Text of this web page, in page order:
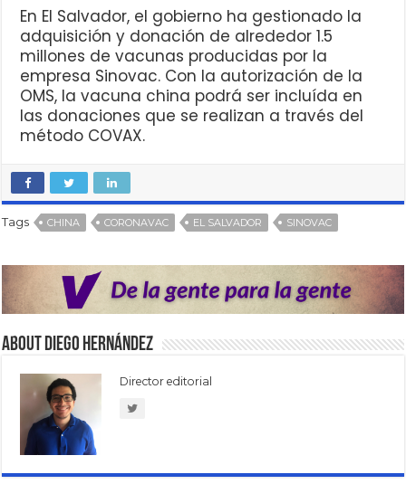
En El Salvador, el gobierno ha gestionado la
adquisición y donación de alrededor 1.5
millones de vacunas producidas por la
empresa Sinovac. Con la autorización de la
OMS, la vacuna china podrá ser incluída en
las donaciones que se realizan a través del
método COVAX.
Tags CHINA CORONAVAC EL SALVADOR SINOVAC
About Diego Hernández
Director editorial